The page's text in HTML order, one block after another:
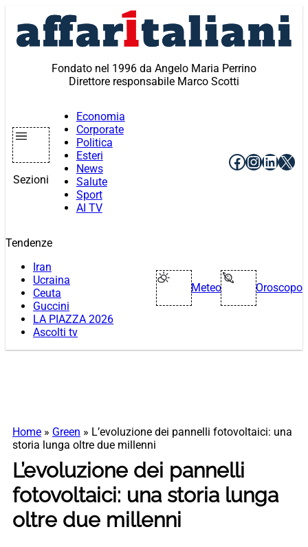
contenuto
Fondato nel 1996 da Angelo Maria Perrino
Direttore responsabile Marco Scotti
Sezioni
Economia
Corporate
Politica
Esteri
News
Salute
Sport
AI TV
Facebook
X
Tendenze
Iran
Ucraina
Ceuta
Guccini
LA PIAZZA 2026
Ascolti tv
Meteo Oroscopo
Home » Green » L’evoluzione dei pannelli fotovoltaici: una
storia lunga oltre due millenni
L’evoluzione dei pannelli
fotovoltaici: una storia lunga
oltre due millenni